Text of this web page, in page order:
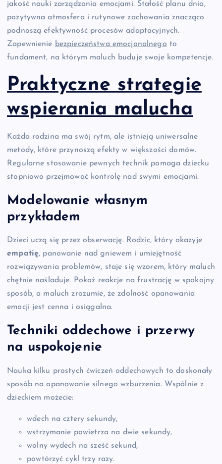
jakość nauki zarządzania emocjami. Stałość planu dnia,
pozytywna atmosfera i rutynowe zachowania znacząco
podnoszą efektywność procesów adaptacyjnych.
Zapewnienie bezpieczeństwa emocjonalnego to
fundament, na którym maluch buduje swoje kompetencje.
Praktyczne strategie
wspierania malucha
Każda rodzina ma swój rytm, ale istnieją uniwersalne
metody, które przynoszą efekty w większości domów.
Regularne stosowanie pewnych technik pomaga dziecku
stopniowo przejmować kontrolę nad swymi emocjami.
Modelowanie własnym
przykładem
Dzieci uczą się przez obserwację. Rodzic, który okazyje
empatię, panowanie nad gniewem i umiejętność
rozwiązywania problemów, staje się wzorem, który maluch
chętnie naśladuje. Pokaż reakcje na frustrację w spokojny
sposób, a maluch zrozumie, że zdolność opanowania
emocji jest cenna i osiągalna.
Techniki oddechowe i przerwy
na uspokojenie
Nauka kilku prostych ćwiczeń oddechowych to doskonały
sposób na opanowanie silnego wzburzenia. Wspólnie z
dzieckiem możecie:
wdech na cztery sekundy,
wstrzymanie powietrza na dwie sekundy,
wolny wydech na sześć sekund,
powtórzyć cykl trzy razy.